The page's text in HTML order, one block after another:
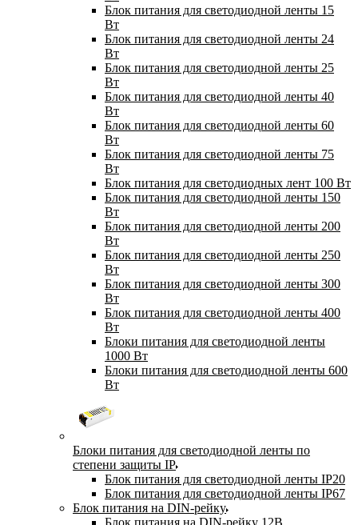
Блок питания для светодиодной ленты 15
Вт
Блок питания для светодиодной ленты 24
Вт
Блок питания для светодиодной ленты 25
Вт
Блок питания для светодиодной ленты 40
Вт
Блок питания для светодиодной ленты 60
Вт
Блок питания для светодиодной ленты 75
Вт
Блок питания для светодиодных лент 100 Вт
Блок питания для светодиодной ленты 150
Вт
Блок питания для светодиодной ленты 200
Вт
Блок питания для светодиодной ленты 250
Вт
Блок питания для светодиодной ленты 300
Вт
Блок питания для светодиодной ленты 400
Вт
Блоки питания для светодиодной ленты
1000 Вт
Блоки питания для светодиодной ленты 600
Вт
Блоки питания для светодиодной ленты по
степени защиты IP
Блок питания для светодиодной ленты IP20
Блок питания для светодиодной ленты IP67
Блок питания на DIN-рейку
Блок питания на DIN-рейку 12В